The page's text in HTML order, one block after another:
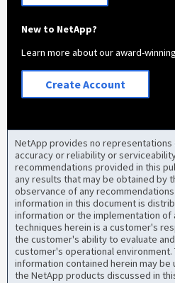
New to NetApp?
Learn more about our award-
Create Account
NetApp provides no
accuracy or reliability or
recommendations provided in this
any results that may be obtained by
observance of any
information in this document is
information or the implementation of
techniques herein is a customer's
the customer's ability to evaluate
customer's operational environment.
information contained herein may
the NetApp products discussed in